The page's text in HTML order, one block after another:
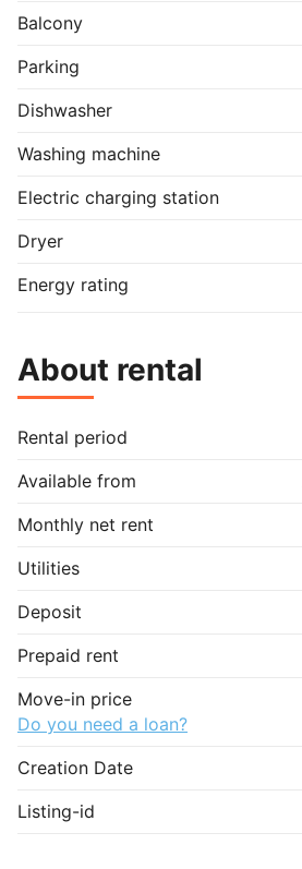
Balcony
Parking
Dishwasher
Washing machine
Electric charging station
Dryer
Energy rating
About rental
Rental period
Available from
Monthly net rent
Utilities
Deposit
Prepaid rent
Move-in price
Do you need a loan?
Creation Date
Listing-id